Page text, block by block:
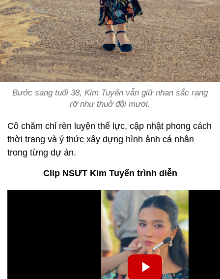
Bước sang tuổi 38, Kim Tuyến vẫn giữ nhan sắc rạng
rỡ như thuở đôi mươi.
Cô chăm chỉ rèn luyện thể lực, cập nhật phong cách
thời trang và ý thức xây dựng hình ảnh cá nhân
trong từng dự án.
Clip NSƯT Kim Tuyến trình diễn